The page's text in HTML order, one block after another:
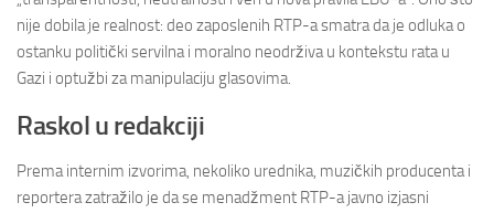
nije dobila je realnost: deo zaposlenih RTP-a smatra da je odluka o
ostanku politički servilna i moralno neodrživa u kontekstu rata u
Gazi i optužbi za manipulaciju glasovima.
Raskol u redakciji
Prema internim izvorima, nekoliko urednika, muzičkih producenta i
reportera zatražilo je da se menadžment RTP-a javno izjasni